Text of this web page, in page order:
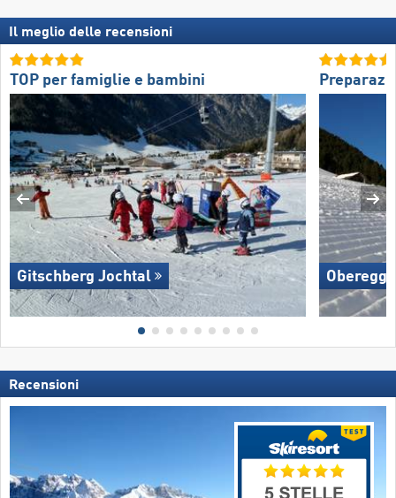
Il meglio delle recensioni
TOP per famiglie e bambini
Gitschberg Jochtal
Recensioni